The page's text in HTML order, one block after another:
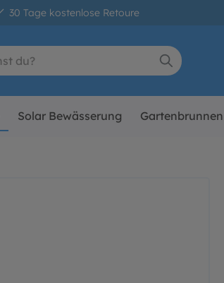
30 Tage kostenlose Retoure
Solar Bewässerung Gartenbrunnen